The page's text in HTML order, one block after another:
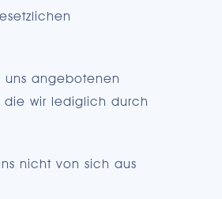
uns angebotenen
die wir lediglich durch
nicht von sich aus